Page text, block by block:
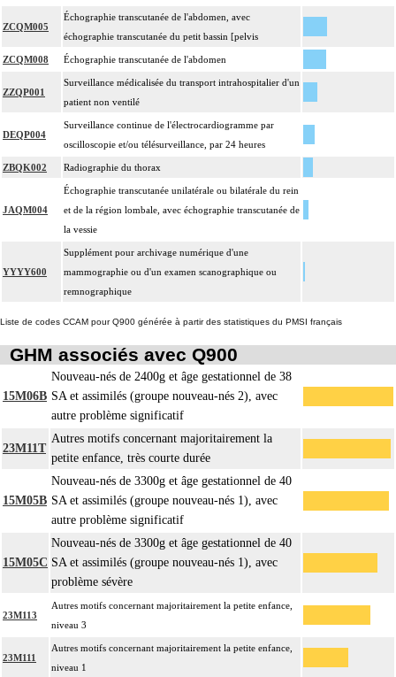
ZCQM005
Échographie transcutanée de l'abdomen, avec
échographie transcutanée du petit bassin [pelvis
ZCQM008 Échographie transcutanée de l'abdomen
ZZQP001
Surveillance médicalisée du transport intrahospitalier d'un
patient non ventilé
DEQP004
Surveillance continue de l'électrocardiogramme par
oscilloscopie et/ou télésurveillance, par 24 heures
ZBQK002 Radiographie du thorax
JAQM004
Échographie transcutanée unilatérale ou bilatérale du rein
et de la région lombale, avec échographie transcutanée de
la vessie
YYYY600
Supplément pour archivage numérique d'une
mammographie ou d'un examen scanographique ou
remnographique
Liste de codes CCAM pour Q900 générée à partir des statistiques du PMSI français
GHM associés avec Q900
15M06B
Nouveau-nés de 2400g et âge gestationnel de 38
SA et assimilés (groupe nouveau-nés 2), avec
autre problème significatif
23M11T
Autres motifs concernant majoritairement la
petite enfance, très courte durée
15M05B
Nouveau-nés de 3300g et âge gestationnel de 40
SA et assimilés (groupe nouveau-nés 1), avec
autre problème significatif
15M05C
Nouveau-nés de 3300g et âge gestationnel de 40
SA et assimilés (groupe nouveau-nés 1), avec
problème sévère
23M113
Autres motifs concernant majoritairement la petite enfance,
niveau 3
23M111
Autres motifs concernant majoritairement la petite enfance,
niveau 1